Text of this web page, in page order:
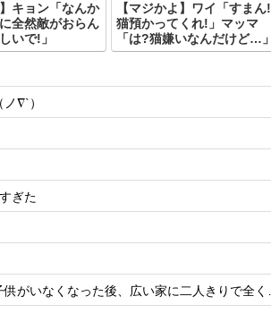
キョン「なんか
全然敵がおらん
いで!」
【マジかよ】ワイ「すまん!
猫預かってくれ!」マッマ
「は?猫嫌いなんだけど…」
∇`）
ぎた
く会話なし。私（このまま夫婦を続けていく意味があるんだろうか？）